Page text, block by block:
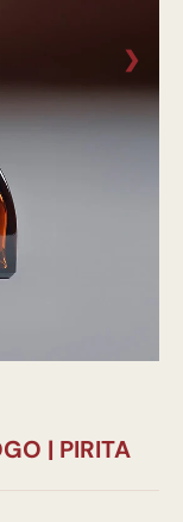
❯
| PIRITA